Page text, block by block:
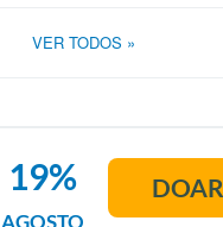
VER TODOS »
AGOSTO
19% DOAR